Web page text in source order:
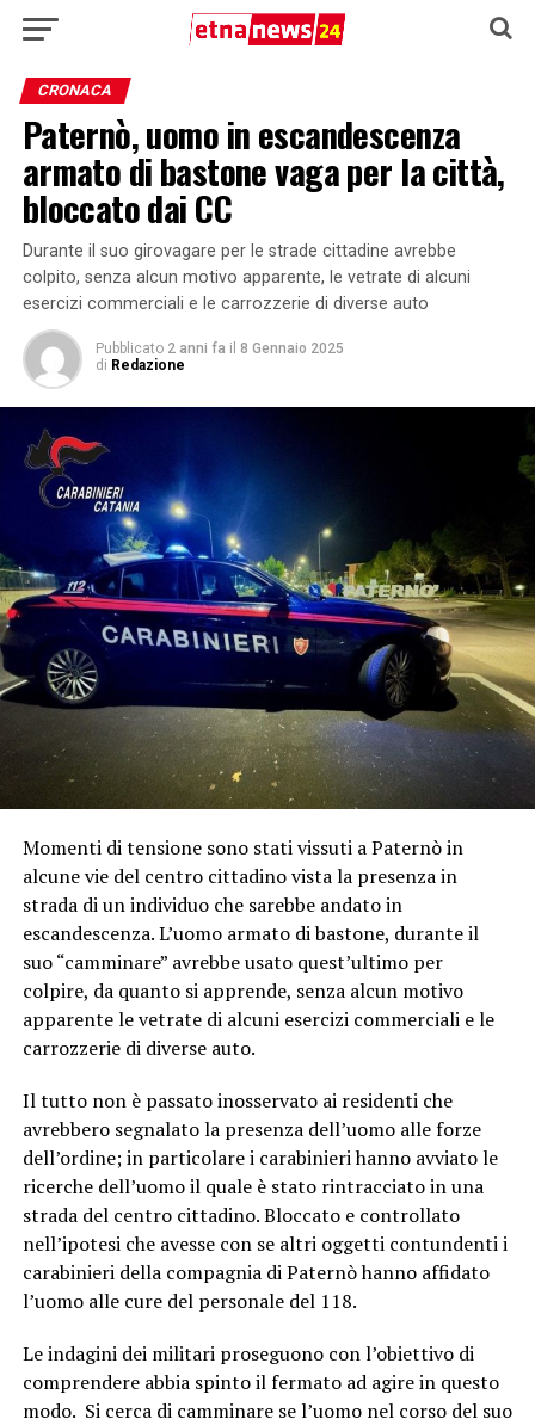
CRONACA
Paternò, uomo in escandescenza
armato di bastone vaga per la città,
bloccato dai CC
Durante il suo girovagare per le strade cittadine avrebbe
colpito, senza alcun motivo apparente, le vetrate di alcuni
esercizi commerciali e le carrozzerie di diverse auto
Pubblicato 2 anni fa il 8 Gennaio 2025
di Redazione
Momenti di tensione sono stati vissuti a Paternò in
alcune vie del centro cittadino vista la presenza in
strada di un individuo che sarebbe andato in
escandescenza. L’uomo armato di bastone, durante il
suo “camminare” avrebbe usato quest’ultimo per
colpire, da quanto si apprende, senza alcun motivo
apparente le vetrate di alcuni esercizi commerciali e le
carrozzerie di diverse auto.
Il tutto non è passato inosservato ai residenti che
avrebbero segnalato la presenza dell’uomo alle forze
dell’ordine; in particolare i carabinieri hanno avviato le
ricerche dell’uomo il quale è stato rintracciato in una
strada del centro cittadino. Bloccato e controllato
nell’ipotesi che avesse con se altri oggetti contundenti i
carabinieri della compagnia di Paternò hanno affidato
l’uomo alle cure del personale del 118.
Le indagini dei militari proseguono con l’obiettivo di
comprendere abbia spinto il fermato ad agire in questo
modo. Si cerca di camminare se l’uomo nel corso del suo